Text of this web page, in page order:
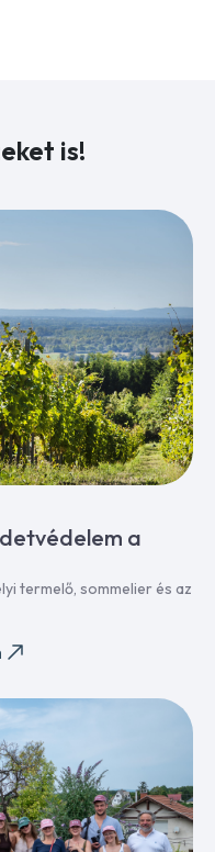
is!
a
termelő, sommelier és az